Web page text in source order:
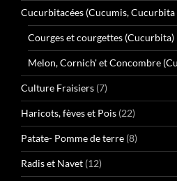
Cucurbitacées (Cucumis,
Courges et courgettes (Cucurbita)
Melon, Cornich' et Concombre
Culture Fraisiers (7)
Haricots, fèves et Pois (22)
Patate- Pomme de terre (8)
Radis et Navet (12)